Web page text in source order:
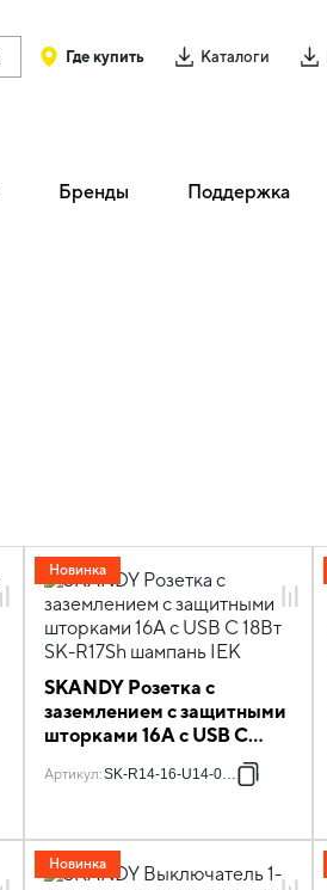
Где купить Каталоги
Бренды Поддержка
SKANDY Розетка с
заземлением с защитными
шторками 16А с USB C
18Вт SK-R17Sh шампань
IEK
Артикул:SK-R14-16-U14-018-K37
Новинка
Новинка